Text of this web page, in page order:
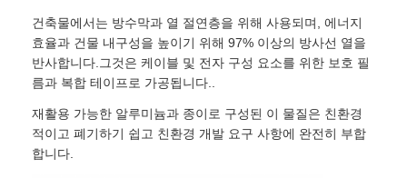
알루미늄 포일 롤
알루미늄 플레이트
건축물에서는 방수막과 열 절연층을 위해 사용되며, 에너지
효율과 건물 내구성을 높이기 위해 97% 이상의 방사선 열을
반사합니다.그것은 케이블 및 전자 구성 요소를 위한 보호 필
름과 복합 테이프로 가공됩니다..
재활용 가능한 알루미늄과 종이로 구성된 이 물질은 친환경
적이고 폐기하기 쉽고 친환경 개발 요구 사항에 완전히 부합
합니다.